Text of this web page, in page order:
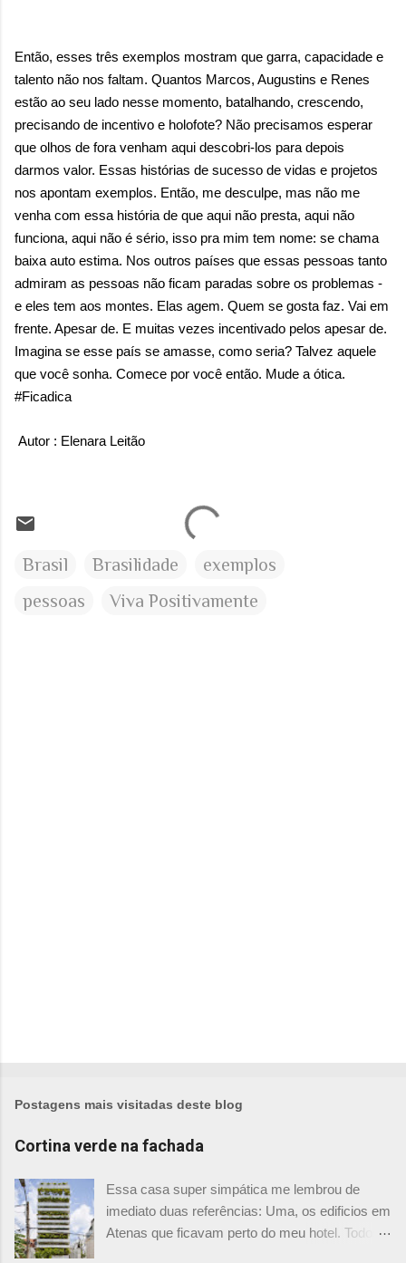
Então, esses três exemplos mostram que garra, capacidade e
talento não nos faltam. Quantos Marcos, Augustins e Renes
estão ao seu lado nesse momento, batalhando, crescendo,
precisando de incentivo e holofote? Não precisamos esperar
que olhos de fora venham aqui descobri-los para depois
darmos valor. Essas histórias de sucesso de vidas e projetos
nos apontam exemplos. Então, me desculpe, mas não me
venha com essa história de que aqui não presta, aqui não
funciona, aqui não é sério, isso pra mim tem nome: se chama
baixa auto estima. Nos outros países que essas pessoas tanto
admiram as pessoas não ficam paradas sobre os problemas -
e eles tem aos montes. Elas agem. Quem se gosta faz. Vai em
frente. Apesar de. E muitas vezes incentivado pelos apesar de.
Imagina se esse país se amasse, como seria? Talvez aquele
que você sonha. Comece por você então. Mude a ótica.
#Ficadica
Autor : Elenara Leitão
Brasil Brasilidade
exemplos
pessoas
Viva Positivamente
Postagens mais visitadas deste blog
Cortina verde na fachada
Essa casa super simpática me lembrou de
imediato duas referências: Uma, os edificios em
Atenas que ficavam perto do meu hotel. Todos